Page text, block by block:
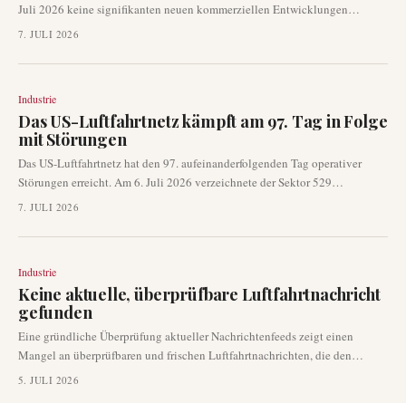
Juli 2026 keine signifikanten neuen kommerziellen Entwicklungen
gemeldet wurden. Diese Flaute folgt auf eine ereignisreiche Vorwoche,
einzigartigen Vorfalls mit Feuerwerk. Branchenbeobachter stellen eine
Newsfeeds fest.
7. JULI 2026
Industrie
Das US-Luftfahrtnetz kämpft am 97. Tag in Folge
mit Störungen
Das US-Luftfahrtnetz hat den 97. aufeinanderfolgenden Tag operativer
Störungen erreicht. Am 6. Juli 2026 verzeichnete der Sektor 529
Annullierungen und 3.263 Verspätungen, was große Drehkreuze und
beeinträchtigte. Dieses anhaltende Chaos wird auf eine Kombination aus
Luftraumbeschränkungen zurückgeführt.
7. JULI 2026
Industrie
Keine aktuelle, überprüfbare Luftfahrtnachricht
gefunden
Eine gründliche Überprüfung aktueller Nachrichtenfeeds zeigt einen
Mangel an überprüfbaren und frischen Luftfahrtnachrichten, die den
redaktionellen Richtlinien für die Veröffentlichung entsprechen. Es wurden
5. JULI 2026